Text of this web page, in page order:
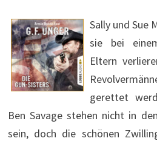
Sally und Sue
sie bei
Eltern
gerettet
Ben Savage stehen nicht in
sein, doch die schönen